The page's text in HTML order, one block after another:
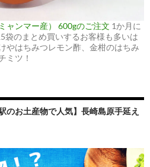
ャンマー産） 600gのご注文 1か月に
袋のまとめ買いするお客様も多いは
やはちみつレモン酢、金柑のはちみ
ミツ！
のお土産物で人気】長崎島原手延え